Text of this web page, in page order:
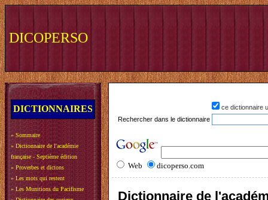
DICOPERSO
DICTIONNAIRES
» Sommaire
» Dictionnaire de l'académie
française - Septième édition
» Proverbes et dictons
» Les mots qui restent
» Les Munitions du Pacifisme
ce dictionnaire
Rechercher dans le dictionnaire
Web dicoperso.com
Dictionnaire de